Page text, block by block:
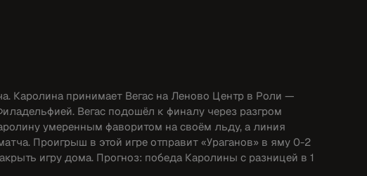
Каролина принимает Вегас на Леново Центр в Роли —
Вегас подошёл к финалу через разгром
умеренным фаворитом на своём льду, а линия
Проигрыш в этой игре отправит «Ураганов» в яму 0-2
игру дома. Прогноз: победа Каролины с разницей в 1